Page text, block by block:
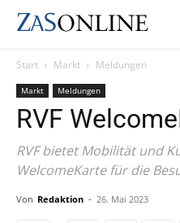
Start Markt Meldungen
Markt Meldungen
RVF
RVF bietet Mobilität und
WelcomeKarte für die
Von Redaktion - 26. Mai 2023